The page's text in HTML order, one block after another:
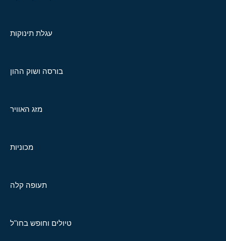
עגלת תינוקות
בורסה ושוק ההון
מזג האוויר
מכוניות
תעופה קלה
טיולים וחופש בחו"ל